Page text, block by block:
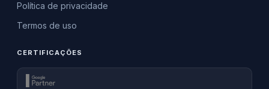
Política de privacidade
Termos de uso
CERTIFICAÇÕES